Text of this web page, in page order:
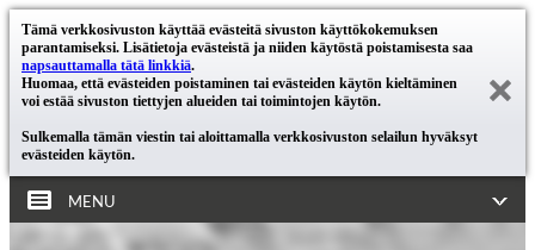
Tämä verkkosivuston käyttää evästeitä sivuston käyttökokemuksen
parantamiseksi. Lisätietoja evästeistä ja niiden käytöstä poistamisesta saa
napsauttamalla tätä linkkiä.
Huomaa, että evästeiden poistaminen tai evästeiden käytön kieltäminen
voi estää sivuston tiettyjen alueiden tai toimintojen käytön.
Sulkemalla tämän viestin tai aloittamalla verkkosivuston selailun hyväksyt
evästeiden käytön.
MENU